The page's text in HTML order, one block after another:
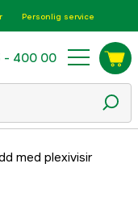
Personlig service
- 400 00
med plexivisir